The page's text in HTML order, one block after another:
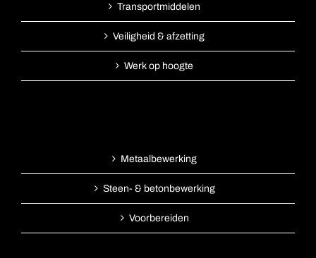
Transportmiddelen
Veiligheid & afzetting
Werk op hoogte
Metaalbewerking
Steen- & betonbewerking
Voorbereiden